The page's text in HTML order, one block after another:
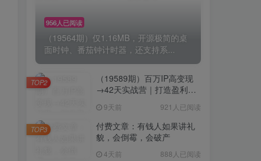
956人已阅读
（19564期）仅1.16MB，开源极简的桌
面时钟、番茄钟计时器，还支持系...
（19589期）百万IP高变现
→42天实战营｜打造盈利赚
域转化批量成交积累客户案
例
9天前 921人已阅读
TOP2
付费文章：有钱人如果讲礼
貌，会倒霉，会破产
4天前 888人已阅读
TOP3